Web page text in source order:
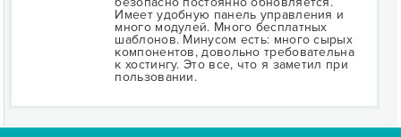
Имеет удобную панель управления и
много модулей. Много бесплатных
шаблонов. Минусом есть: много сырых
компонентов, довольно требовательна
к хостингу. Это все, что я заметил при
пользовании.